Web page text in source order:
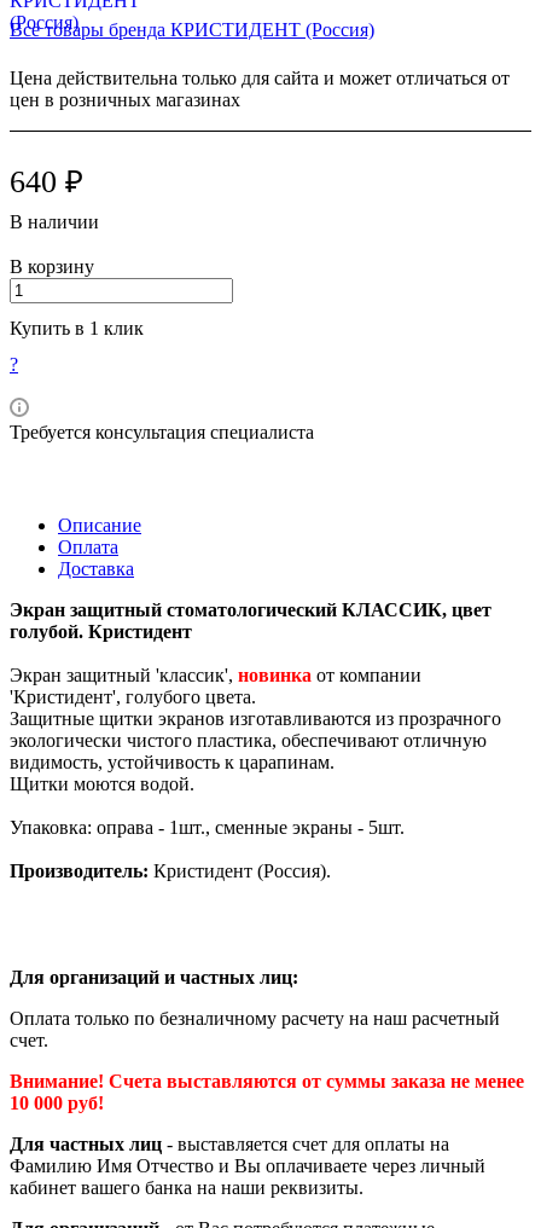
Все товары бренда КРИСТИДЕНТ (Россия)
Цена действительна только для сайта и может отличаться от
цен в розничных магазинах
640 ₽
В наличии
В корзину
Купить в 1 клик
?
Требуется консультация специалиста
Описание
Оплата
Доставка
Экран защитный стоматологический КЛАССИК, цвет
голубой. Кристидент
Экран защитный 'классик', новинка от компании
'Кристидент', голубого цвета.
Защитные щитки экранов изготавливаются из прозрачного
экологически чистого пластика, обеспечивают отличную
видимость, устойчивость к царапинам.
Щитки моются водой.
Упаковка: оправа - 1шт., сменные экраны - 5шт.
Производитель: Кристидент (Россия).
Для организаций и частных лиц:
Оплата только по безналичному расчету на наш расчетный
счет.
Внимание! Счета выставляются от суммы заказа не менее
10 000 руб!
Для частных лиц - выставляется счет для оплаты на
Фамилию Имя Отчество и Вы оплачиваете через личный
кабинет вашего банка на наши реквизиты.